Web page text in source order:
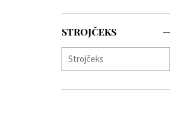
Traser H3(+104)
Tsar Bomba
TW-Steel(+24)
U-Boat
Victorinox(+68)
STROJČEKS